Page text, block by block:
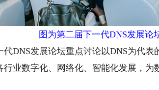
图为第二届下一代DNS发展论
发展论坛重点讨论以DNS为代表
行业数字化、网络化、智能化发展，为